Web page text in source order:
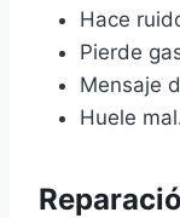
Hace
Pierde
Mensaje
Huele